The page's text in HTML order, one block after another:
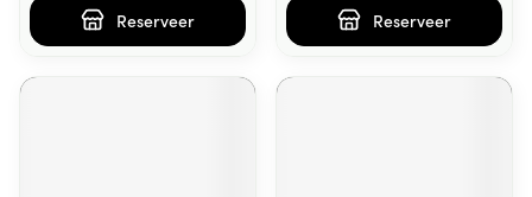
Reserveer Reserveer